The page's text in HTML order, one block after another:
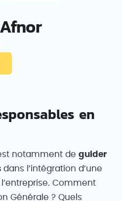
en
est notamment deguider
dans l’intégration d’une
Comment
Générale ? Quels